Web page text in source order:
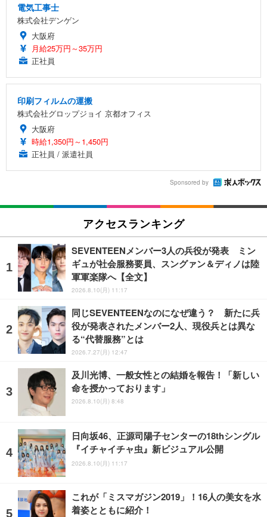
電気工事士
株式会社デンゲン
大阪府
月給25万円～35万円
正社員
印刷フィルムの運搬
株式会社グロップジョイ 京都オフィス
大阪府
時給1,350円～1,450円
正社員 / 派遣社員
Sponsored by
アクセスランキング
SEVENTEENメンバー3人の兵役が発表 ミン
ギュが社会服務要員、スングァン＆ディノは陸
軍軍楽隊へ【全文】
2026.8.10(月) 11:17
同じSEVENTEENなのになぜ違う？ 新たに兵
役が発表されたメンバー2人、現役兵とは異な
る“代替服務”とは
2026.7.27(月) 12:47
及川光博、一般女性との結婚を報告！「新しい
命を授かっております」
2026.8.10(月) 8:48
日向坂46、正源司陽子センターの18thシングル
『イチャイチャ虫』新ビジュアル公開
2026.8.10(月) 11:17
これが「ミスマガジン2019」！16人の美女を水
着姿とともに紹介！